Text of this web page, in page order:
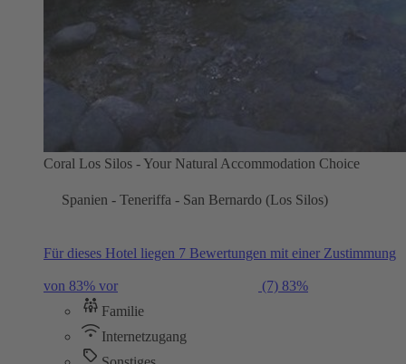
Coral Los Silos - Your Natural Accommodation Choice
Spanien - Teneriffa - San Bernardo (Los Silos)
Für dieses Hotel liegen 7 Bewertungen mit einer Zustimmung
von 83% vor (7) 83%
Familie
Internetzugang